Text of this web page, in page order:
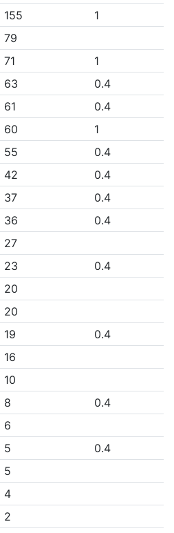
155
1
79
71
1
63
0.4
61
0.4
60
1
55
0.4
42
0.4
37
0.4
36
0.4
27
23
0.4
20
20
19
0.4
16
10
8
0.4
6
5
0.4
5
4
2